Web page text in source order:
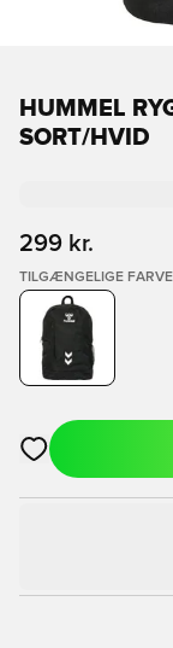
HUMMEL
SORT/HVID
299 kr.
TILGÆNGELIGE
Åbner en Modal